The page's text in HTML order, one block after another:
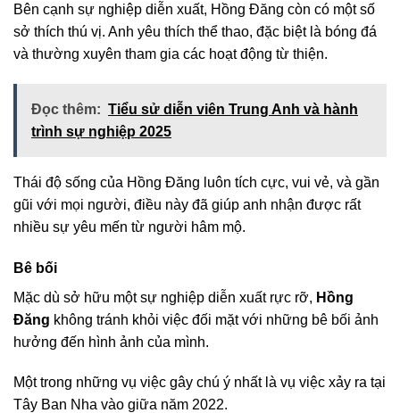
Bên cạnh sự nghiệp diễn xuất, Hồng Đăng còn có một số
sở thích thú vị. Anh yêu thích thể thao, đặc biệt là bóng đá
và thường xuyên tham gia các hoạt động từ thiện.
Đọc thêm: Tiểu sử diễn viên Trung Anh và hành
trình sự nghiệp 2025
Thái độ sống của Hồng Đăng luôn tích cực, vui vẻ, và gần
gũi với mọi người, điều này đã giúp anh nhận được rất
nhiều sự yêu mến từ người hâm mộ.
Bê bối
Mặc dù sở hữu một sự nghiệp diễn xuất rực rỡ, Hồng
Đăng không tránh khỏi việc đối mặt với những bê bối ảnh
hưởng đến hình ảnh của mình.
Một trong những vụ việc gây chú ý nhất là vụ việc xảy ra tại
Tây Ban Nha vào giữa năm 2022.